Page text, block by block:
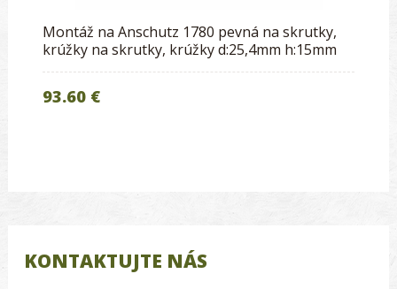
Montáž na Anschutz 1780 pevná na skrutky,
krúžky na skrutky, krúžky d:25,4mm h:15mm
93.60 €
KONTAKTUJTE NÁS